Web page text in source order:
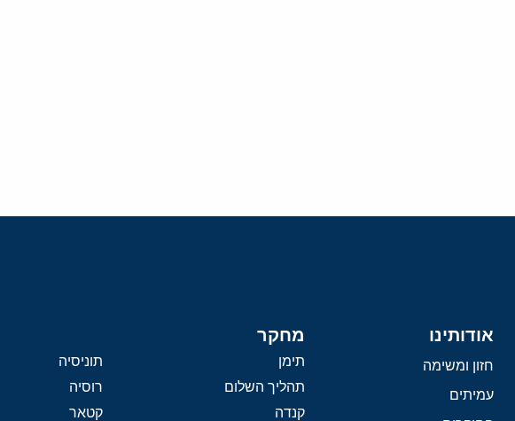
אודותינו
חזון ומשימה
עמיתים
מחקר
תימן
תוניסיה
תהליך השלום
רוסיה
קנדה
קטאר